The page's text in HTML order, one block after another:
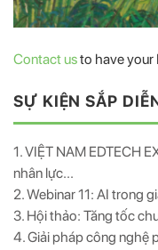
Contact usto have your
SỰ KIỆN SẮP
1. VIỆT NAM EDTECH
nhân lực...
2. Webinar 11: AI trong
3. Hội thảo: Tăng tốc
4. Giải pháp công nghệ